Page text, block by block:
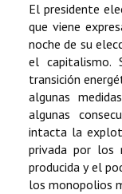
El presidente
que viene
noche de su
el capitalismo.
transición
algunas
algunas
intacta la
privada por los
producida y el
los monopolios